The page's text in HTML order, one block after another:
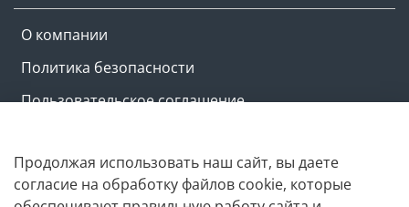
О компании
Политика безопасности
Пользовательское соглашение
Copyright © M-ovik.ru. 2022-2026
Продолжая использовать наш сайт, вы даете
согласие на обработку файлов cookie, которые